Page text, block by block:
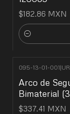
$182.86 MXN
Cantidad
095-13-01-001|
Arco de
Bimaterial
$337.41 MXN